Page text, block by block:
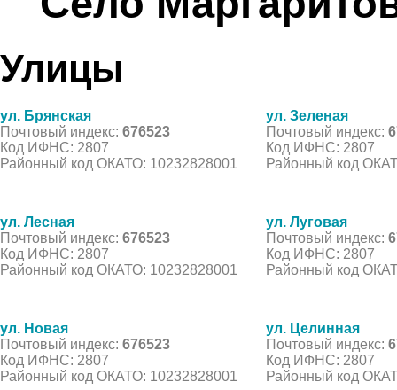
Улицы
ул. Брянская
Почтовый индекс: 676523
Код ИФНС: 2807
Районный код ОКАТО: 10232828001
ул. Зеленая
Почтовый индекс:
Код ИФНС: 2807
Районный код
ул. Лесная
Почтовый индекс: 676523
Код ИФНС: 2807
Районный код ОКАТО: 10232828001
ул. Луговая
Почтовый индекс:
Код ИФНС: 2807
Районный код
ул. Новая
Почтовый индекс: 676523
Код ИФНС: 2807
Районный код ОКАТО: 10232828001
ул. Целинная
Почтовый индекс:
Код ИФНС: 2807
Районный код